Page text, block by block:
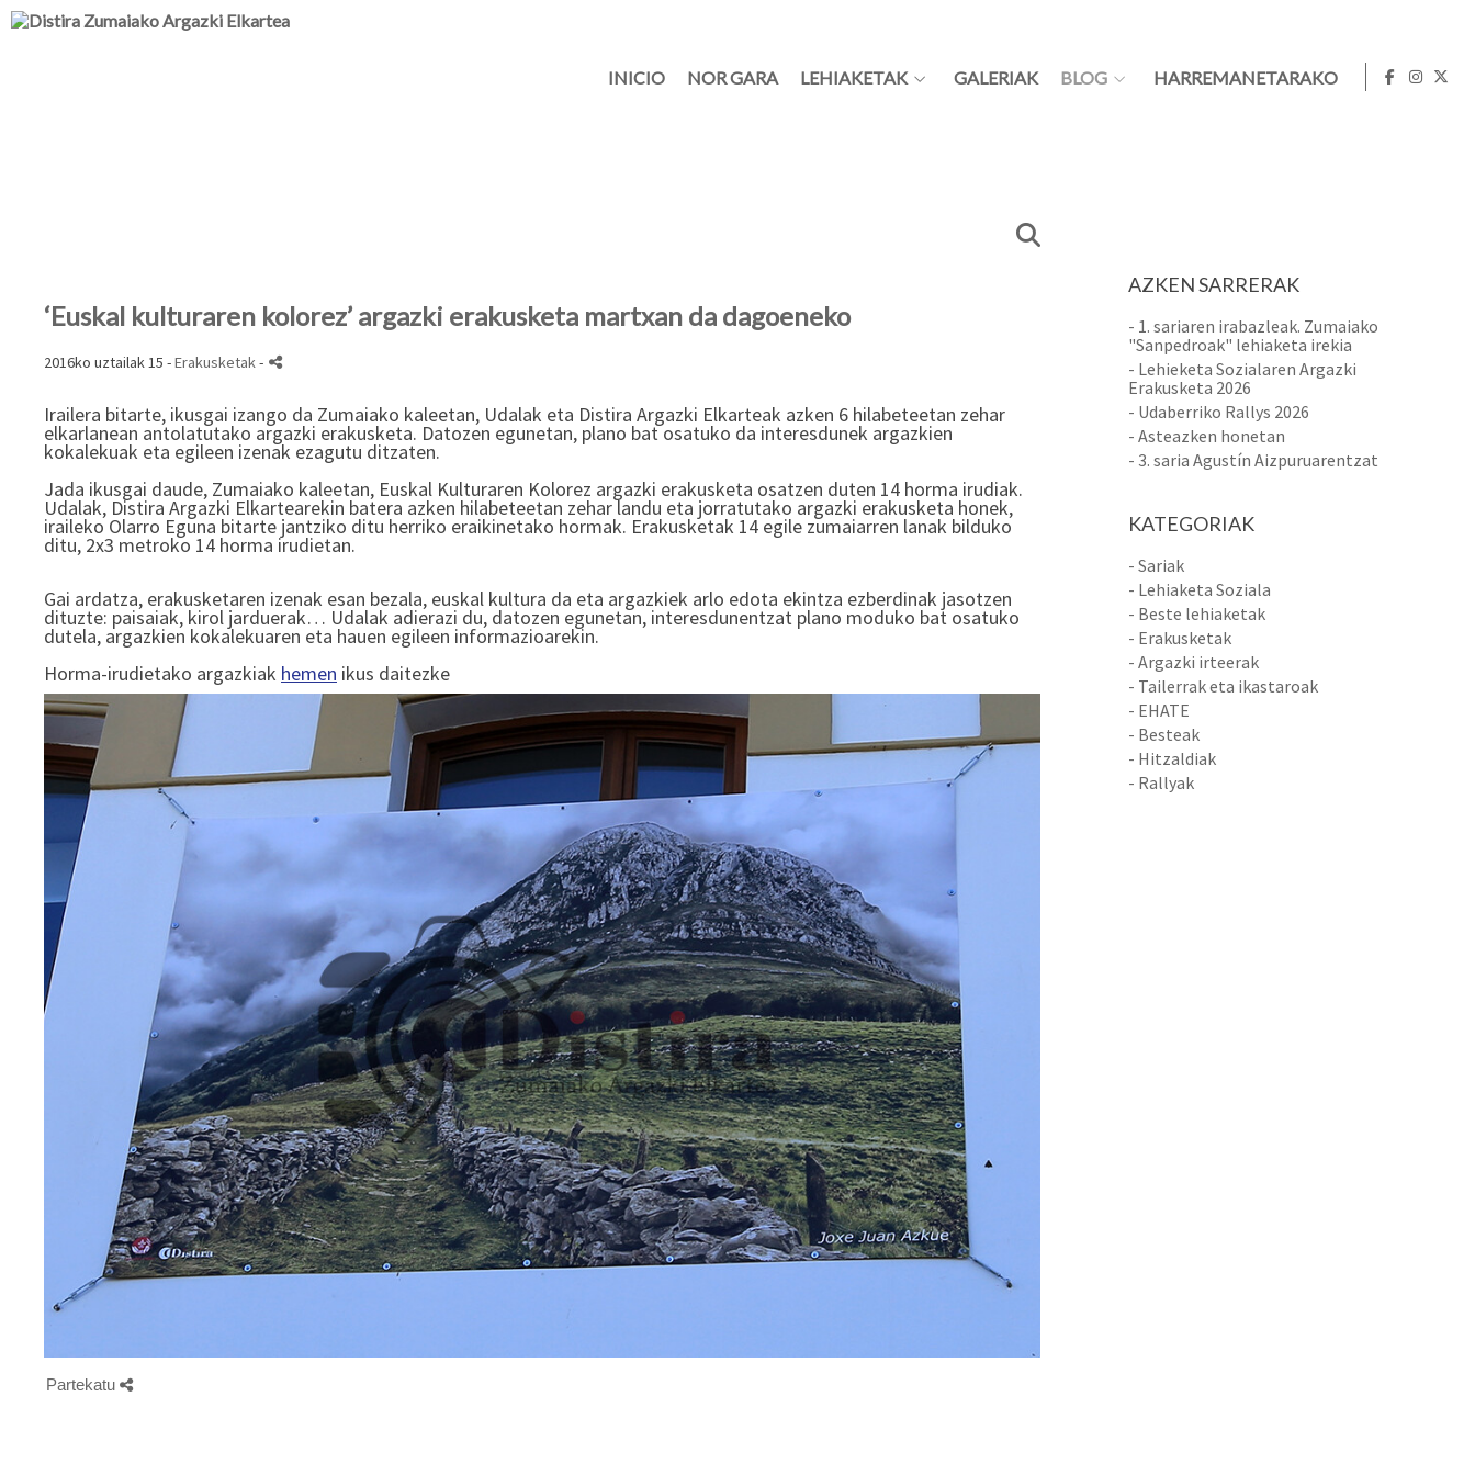
INICIO NOR GARA LEHIAKETAK GALERIAK BLOG HARREMANETARAKO
‘Euskal kulturaren kolorez’ argazki erakusketa martxan da dagoeneko
2016ko uztailak 15 -Erakusketak-
Irailera bitarte, ikusgai izango da Zumaiako kaleetan, Udalak eta Distira Argazki Elkarteak azken 6 hilabeteetan zehar
elkarlanean antolatutako argazki erakusketa. Datozen egunetan, plano bat osatuko da interesdunek argazkien
kokalekuak eta egileen izenak ezagutu ditzaten.
​Jada ikusgai daude, Zumaiako kaleetan, Euskal Kulturaren Kolorez argazki erakusketa osatzen duten 14 horma irudiak.
Udalak, Distira Argazki Elkartearekin batera azken hilabeteetan zehar landu eta jorratutako argazki erakusketa honek,
iraileko Olarro Eguna bitarte jantziko ditu herriko eraikinetako hormak. Erakusketak 14 egile zumaiarren lanak bilduko
ditu, 2x3 metroko 14 horma irudietan.
​Gai ardatza, erakusketaren izenak esan bezala, euskal kultura da eta argazkiek arlo edota ekintza ezberdinak jasotzen
dituzte: paisaiak, kirol jarduerak… Udalak adierazi du, datozen egunetan, interesdunentzat plano moduko bat osatuko
dutela, argazkien kokalekuaren eta hauen egileen informazioarekin.
Horma-irudietako argazkiak hemen ikus daitezke
Partekatu
AZKEN SARRERAK
- 1. sariaren irabazleak. Zumaiako
"Sanpedroak" lehiaketa irekia
- Lehieketa Sozialaren Argazki
Erakusketa 2026
- Udaberriko Rallys 2026
- Asteazken honetan
- 3. saria Agustín Aizpuruarentzat
KATEGORIAK
- Sariak
- Lehiaketa Soziala
- Beste lehiaketak
- Erakusketak
- Argazki irteerak
- Tailerrak eta ikastaroak
- EHATE
- Besteak
- Hitzaldiak
- Rallyak